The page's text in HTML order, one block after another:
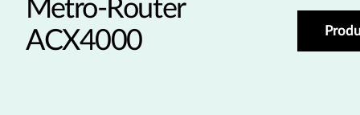
Metro-Router
ACX4000